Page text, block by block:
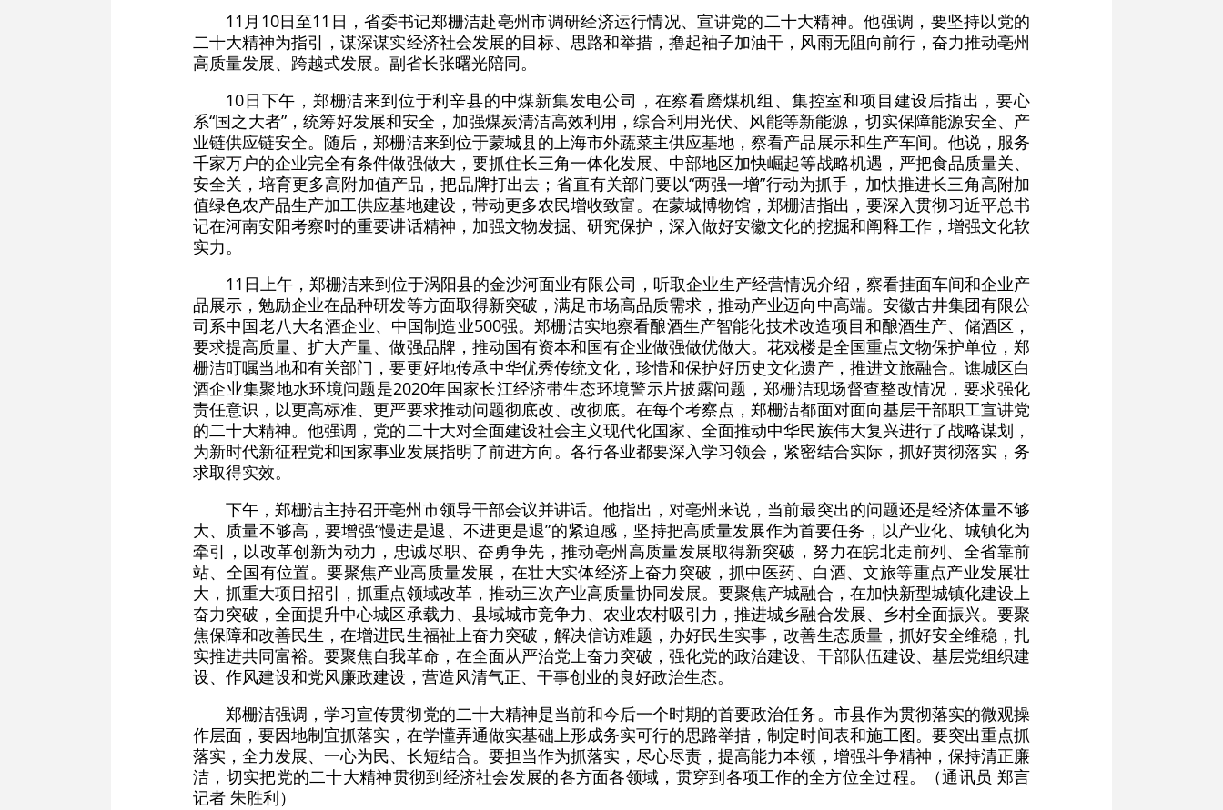
11月10日至11日，省委书记郑栅洁赴亳州市调研经济运行情况、宣讲党的二十大精神。他强调，要坚持以党的
二十大精神为指引，谋深谋实经济社会发展的目标、思路和举措，撸起袖子加油干，风雨无阻向前行，奋力推动亳州
高质量发展、跨越式发展。副省长张曙光陪同。
10日下午，郑栅洁来到位于利辛县的中煤新集发电公司，在察看磨煤机组、集控室和项目建设后指出，要心
系“国之大者”，统筹好发展和安全，加强煤炭清洁高效利用，综合利用光伏、风能等新能源，切实保障能源安全、产
业链供应链安全。随后，郑栅洁来到位于蒙城县的上海市外蔬菜主供应基地，察看产品展示和生产车间。他说，服务
千家万户的企业完全有条件做强做大，要抓住长三角一体化发展、中部地区加快崛起等战略机遇，严把食品质量关、
安全关，培育更多高附加值产品，把品牌打出去；省直有关部门要以“两强一增”行动为抓手，加快推进长三角高附加
值绿色农产品生产加工供应基地建设，带动更多农民增收致富。在蒙城博物馆，郑栅洁指出，要深入贯彻习近平总书
记在河南安阳考察时的重要讲话精神，加强文物发掘、研究保护，深入做好安徽文化的挖掘和阐释工作，增强文化软
实力。
11日上午，郑栅洁来到位于涡阳县的金沙河面业有限公司，听取企业生产经营情况介绍，察看挂面车间和企业产
品展示，勉励企业在品种研发等方面取得新突破，满足市场高品质需求，推动产业迈向中高端。安徽古井集团有限公
司系中国老八大名酒企业、中国制造业500强。郑栅洁实地察看酿酒生产智能化技术改造项目和酿酒生产、储酒区，
要求提高质量、扩大产量、做强品牌，推动国有资本和国有企业做强做优做大。花戏楼是全国重点文物保护单位，郑
栅洁叮嘱当地和有关部门，要更好地传承中华优秀传统文化，珍惜和保护好历史文化遗产，推进文旅融合。谯城区白
酒企业集聚地水环境问题是2020年国家长江经济带生态环境警示片披露问题，郑栅洁现场督查整改情况，要求强化
责任意识，以更高标准、更严要求推动问题彻底改、改彻底。在每个考察点，郑栅洁都面对面向基层干部职工宣讲党
的二十大精神。他强调，党的二十大对全面建设社会主义现代化国家、全面推动中华民族伟大复兴进行了战略谋划，
为新时代新征程党和国家事业发展指明了前进方向。各行各业都要深入学习领会，紧密结合实际，抓好贯彻落实，务
求取得实效。
下午，郑栅洁主持召开亳州市领导干部会议并讲话。他指出，对亳州来说，当前最突出的问题还是经济体量不够
大、质量不够高，要增强“慢进是退、不进更是退”的紧迫感，坚持把高质量发展作为首要任务，以产业化、城镇化为
牵引，以改革创新为动力，忠诚尽职、奋勇争先，推动亳州高质量发展取得新突破，努力在皖北走前列、全省靠前
站、全国有位置。要聚焦产业高质量发展，在壮大实体经济上奋力突破，抓中医药、白酒、文旅等重点产业发展壮
大，抓重大项目招引，抓重点领域改革，推动三次产业高质量协同发展。要聚焦产城融合，在加快新型城镇化建设上
奋力突破，全面提升中心城区承载力、县域城市竞争力、农业农村吸引力，推进城乡融合发展、乡村全面振兴。要聚
焦保障和改善民生，在增进民生福祉上奋力突破，解决信访难题，办好民生实事，改善生态质量，抓好安全维稳，扎
实推进共同富裕。要聚焦自我革命，在全面从严治党上奋力突破，强化党的政治建设、干部队伍建设、基层党组织建
设、作风建设和党风廉政建设，营造风清气正、干事创业的良好政治生态。
郑栅洁强调，学习宣传贯彻党的二十大精神是当前和今后一个时期的首要政治任务。市县作为贯彻落实的微观操
作层面，要因地制宜抓落实，在学懂弄通做实基础上形成务实可行的思路举措，制定时间表和施工图。要突出重点抓
落实，全力发展、一心为民、长短结合。要担当作为抓落实，尽心尽责，提高能力本领，增强斗争精神，保持清正廉
洁，切实把党的二十大精神贯彻到经济社会发展的各方面各领域，贯穿到各项工作的全方位全过程。（通讯员 郑言
记者 朱胜利）